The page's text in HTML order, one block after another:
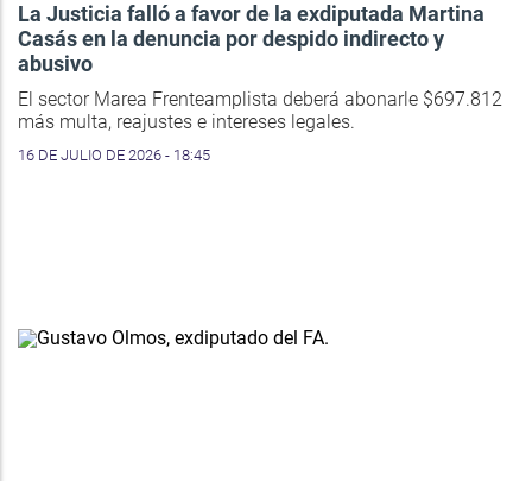
La Justicia falló a favor de la exdiputada Martina
Casás en la denuncia por despido indirecto y
abusivo
El sector Marea Frenteamplista deberá abonarle $697.812
más multa, reajustes e intereses legales.
16 DE JULIO DE 2026 - 18:45